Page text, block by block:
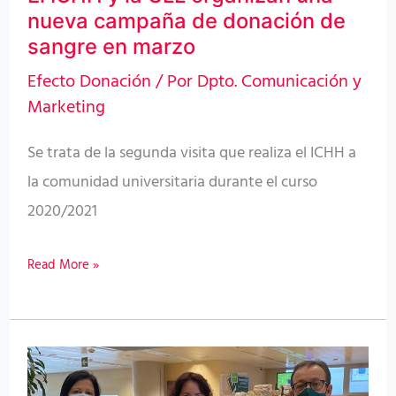
nueva campaña de donación de
sangre en marzo
Efecto Donación/ PorDpto. Comunicación y
Marketing
Se trata de la segunda visita que realiza el ICHH a
la comunidad universitaria durante el curso
2020/2021
donación
sangre
marzo
Read More »
El
ICHH